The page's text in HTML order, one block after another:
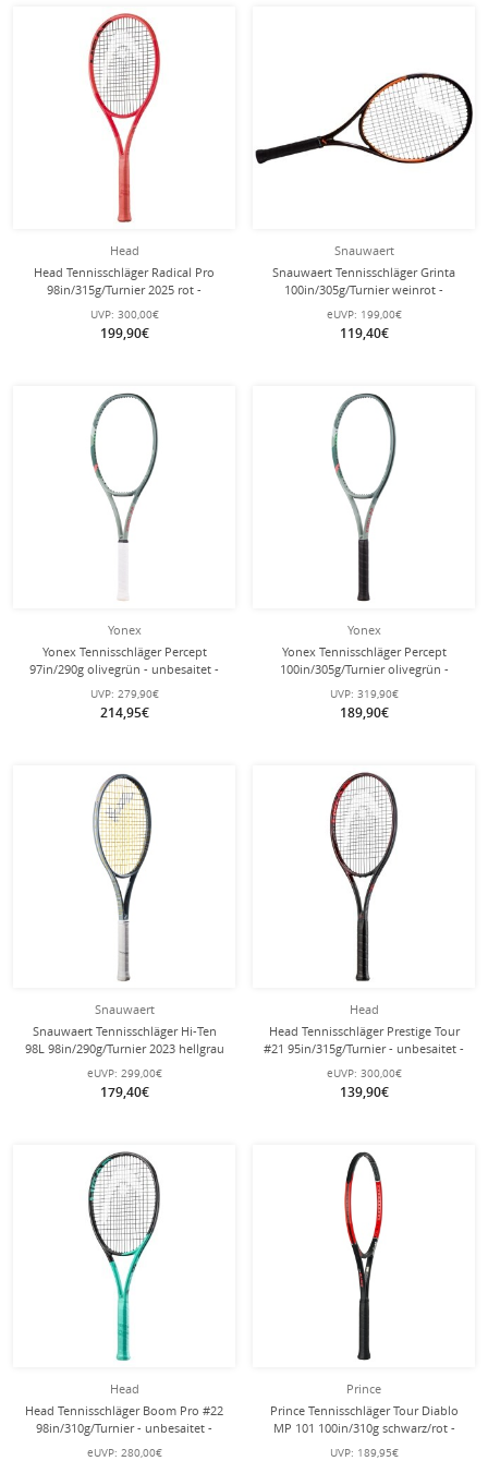
Head
Head Tennisschläger Radical Pro
98in/315g/Turnier 2025 rot -
unbesaitet -
UVP: 300,00€
199,90€
Snauwaert
Snauwaert Tennisschläger Grinta
100in/305g/Turnier weinrot -
unbesaitet -
eUVP: 199,00€
119,40€
Yonex
Yonex Tennisschläger Percept
97in/290g olivegrün - unbesaitet -
UVP: 279,90€
214,95€
Yonex
Yonex Tennisschläger Percept
100in/305g/Turnier olivegrün -
unbesaitet -
UVP: 319,90€
189,90€
Snauwaert
Snauwaert Tennisschläger Hi-Ten
98L 98in/290g/Turnier 2023 hellgrau
- unbesaitet -
eUVP: 299,00€
179,40€
Head
Head Tennisschläger Prestige Tour
#21 95in/315g/Turnier - unbesaitet -
eUVP: 300,00€
139,90€
Head
Head Tennisschläger Boom Pro #22
98in/310g/Turnier - unbesaitet -
eUVP: 280,00€
Prince
Prince Tennisschläger Tour Diablo
MP 101 100in/310g schwarz/rot -
unbesaitet -
UVP: 189,95€